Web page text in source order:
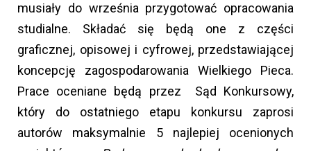
musiały do września przygotować opracowania
studialne. Składać się będą one z części
graficznej, opisowej i cyfrowej, przedstawiającej
koncepcję zagospodarowania Wielkiego Pieca.
Prace oceniane będą przez Sąd Konkursowy,
który do ostatniego etapu konkursu zaprosi
autorów maksymalnie 5 najlepiej ocenionych